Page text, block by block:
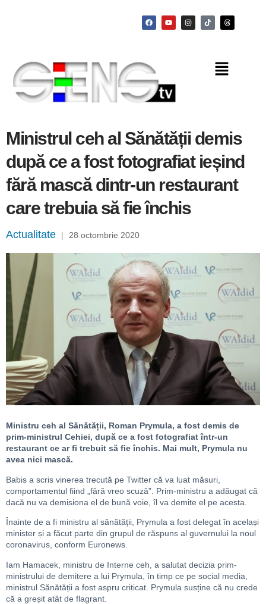
Ministrul ceh al Sănătății demis
după ce a fost fotografiat ieșind
fără mască dintr-un restaurant
care trebuia să fie închis
Actualitate | 28 octombrie 2020
Ministru ceh al Sănătății, Roman Prymula, a fost demis de
prim-ministrul Cehiei, după ce a fost fotografiat într-un
restaurant ce ar fi trebuit să fie închis. Mai mult, Prymula nu
avea nici mască.
Babis a scris vinerea trecută pe Twitter că va luat măsuri,
comportamentul fiind „fără vreo scuză”. Prim-ministru a adăugat că
dacă nu va demisiona el de bună voie, îl va demite el pe acesta.
Înainte de a fi ministru al sănătății, Prymula a fost delegat în același
minister și a făcut parte din grupul de răspuns al guvernului la noul
coronavirus, conform Euronews.
Iam Hamacek, ministru de Interne ceh, a salutat decizia prim-
ministrului de demitere a lui Prymula, în timp ce pe social media,
ministrul Sănătății a fost aspru criticat. Prymula susține că nu crede
că a greșit atât de flagrant.